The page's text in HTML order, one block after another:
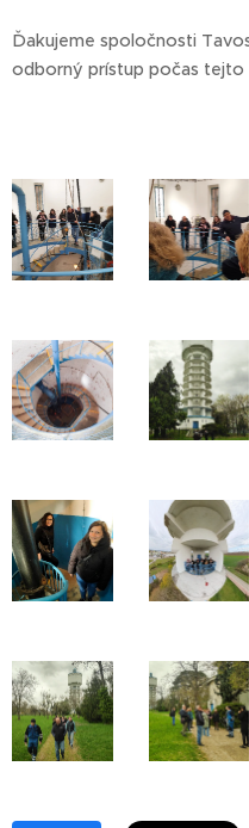
Ďakujeme spoločnosti
odborný prístup počas tejto